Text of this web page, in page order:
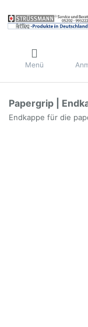
Menü
Papergrip |
Endkappe für die